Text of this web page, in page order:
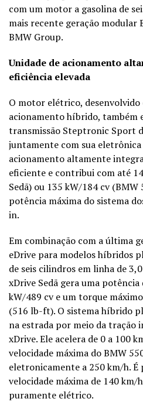
com um motor a gasolina de
mais recente geração modular
BMW Group.
Unidade de acionamento
eficiência elevada
O motor elétrico,
acionamento híbrido, também
transmissão Steptronic Sport
juntamente com sua
acionamento altamente
eficiente e contribui com até
Sedã) ou 135 kW/184 cv (BMW
potência máxima do sistema
in.
Em combinação com a última
eDrive para modelos híbridos
de seis cilindros em linha de
xDrive Sedã gera uma
kW/489 cv e um torque
(516 lb-ft). O sistema híbrido
na estrada por meio da
xDrive. Ele acelera de 0 a 100
velocidade máxima do BMW
eletronicamente a 250 km/h.
velocidade máxima de 140 km/
puramente elétrico.